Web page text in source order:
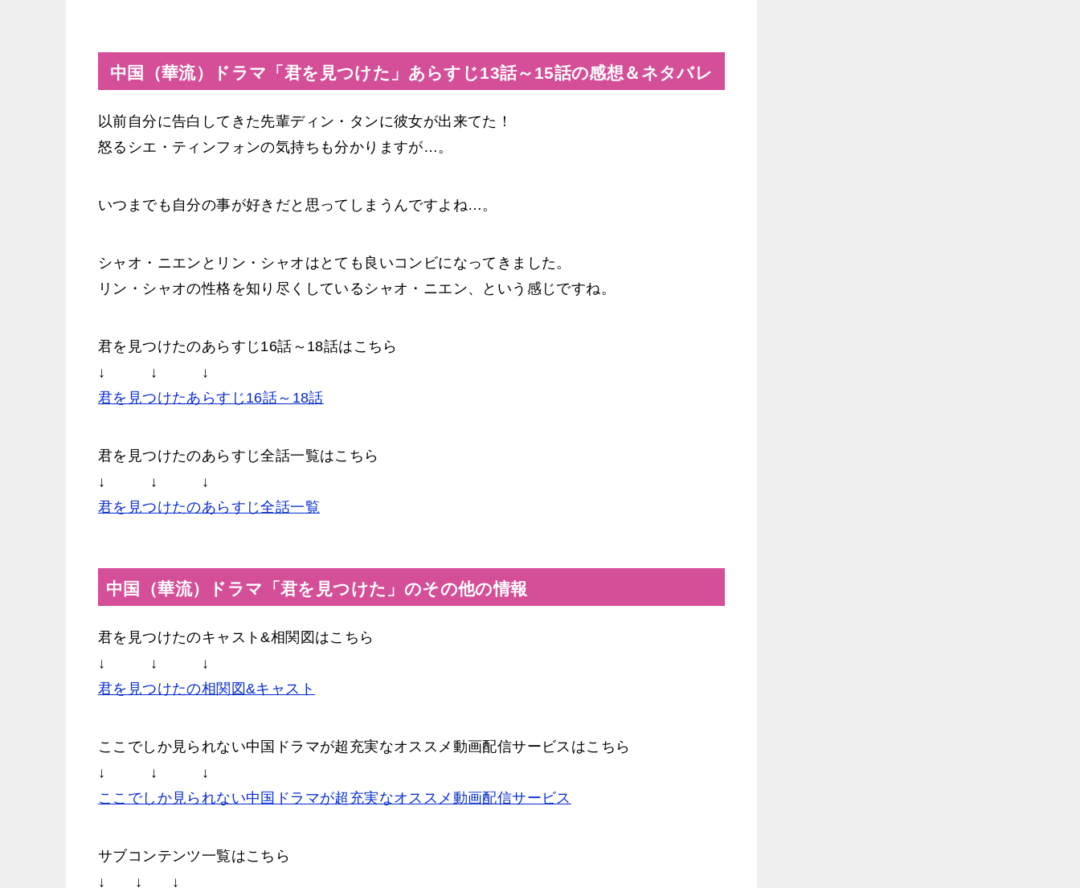
中国（華流）ドラマ「君を見つけた」あらすじ13話～15話の感想＆ネタバレ
以前自分に告白してきた先輩ディン・タンに彼女が出来てた！
怒るシエ・ティンフォンの気持ちも分かりますが…。
いつまでも自分の事が好きだと思ってしまうんですよね…。
シャオ・ニエンとリン・シャオはとても良いコンビになってきました。
リン・シャオの性格を知り尽くしているシャオ・ニエン、という感じですね。
君を見つけたのあらすじ16話～18話はこちら
↓ ↓ ↓
君を見つけたあらすじ16話～18話
君を見つけたのあらすじ全話一覧はこちら
↓ ↓ ↓
君を見つけたのあらすじ全話一覧
中国（華流）ドラマ「君を見つけた」のその他の情報
君を見つけたのキャスト&相関図はこちら
↓ ↓ ↓
君を見つけたの相関図&キャスト
ここでしか見られない中国ドラマが超充実なオススメ動画配信サービスはこちら
↓ ↓ ↓
ここでしか見られない中国ドラマが超充実なオススメ動画配信サービス
サブコンテンツ一覧はこちら
↓ ↓ ↓